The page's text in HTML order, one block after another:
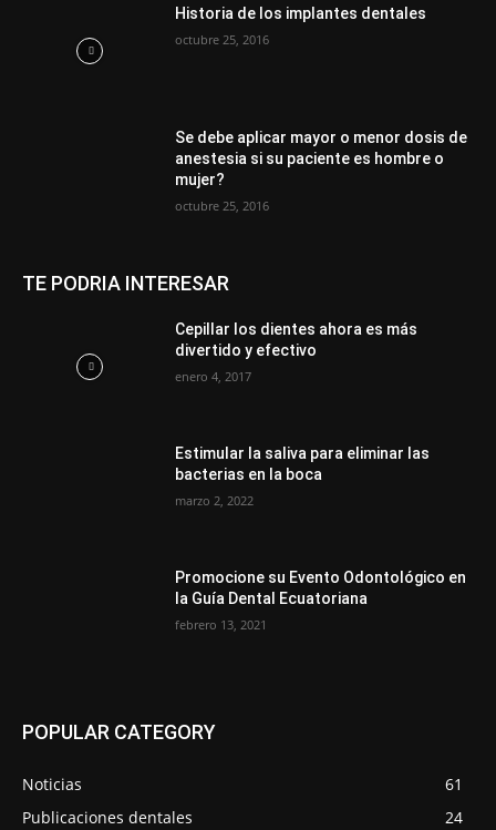
Historia de los implantes dentales
octubre 25, 2016
Se debe aplicar mayor o menor dosis de
anestesia si su paciente es hombre o
mujer?
octubre 25, 2016
TE PODRIA INTERESAR
Cepillar los dientes ahora es más
divertido y efectivo
enero 4, 2017
Estimular la saliva para eliminar las
bacterias en la boca
marzo 2, 2022
Promocione su Evento Odontológico en
la Guía Dental Ecuatoriana
febrero 13, 2021
POPULAR CATEGORY
Noticias
61
Publicaciones dentales
24